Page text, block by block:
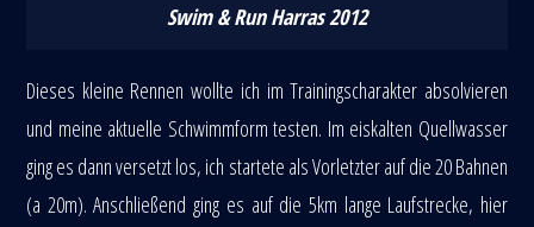
Swim & Run Harras 2012
Dieses kleine Rennen wollte ich im Trainingscharakter absolvieren
und meine aktuelle Schwimmform testen. Im eiskalten Quellwasser
ging es dann versetzt los, ich startete als Vorletzter auf die 20 Bahnen
(a 20m). Anschließend ging es auf die 5km lange Laufstrecke, hier